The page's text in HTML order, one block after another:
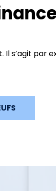
Il s’agit